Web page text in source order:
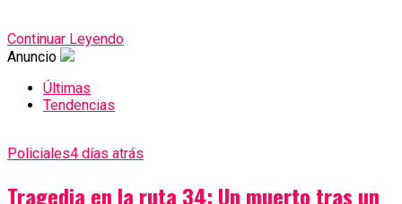
Continuar Leyendo
Anuncio
Últimas
Tendencias
Policiales4 días atrás
Tragedia en la ruta 34: Un muerto tras un